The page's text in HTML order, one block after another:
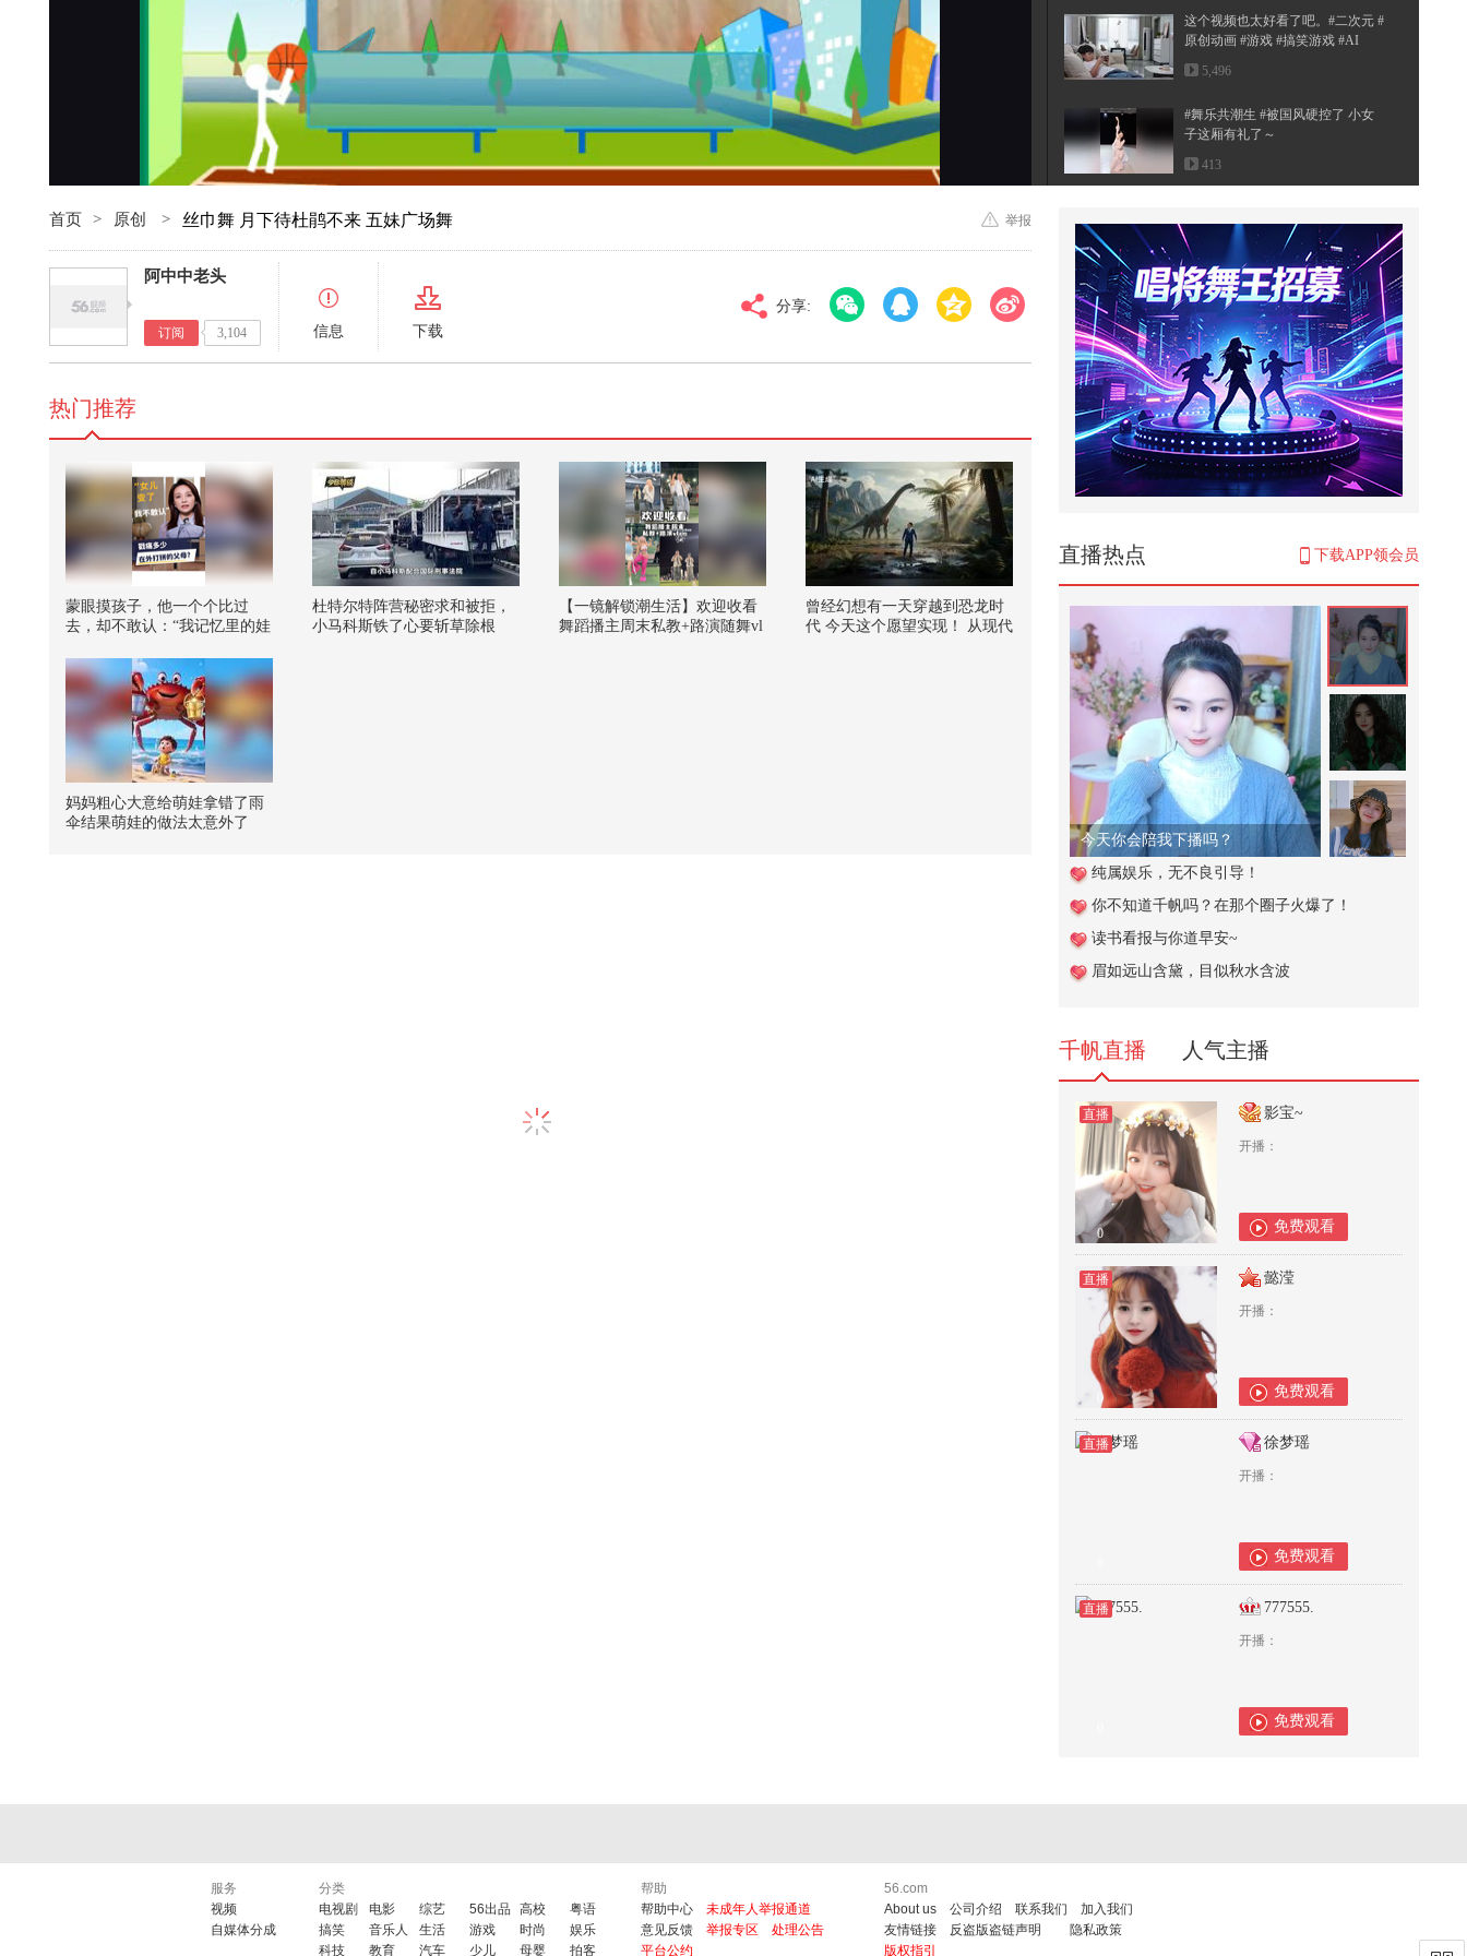
倍速
对比度
这个视频也太好看了吧。#二次元 #
原创动画 #游戏 #搞笑游戏 #AI
5,496
#舞乐共潮生 #被国风硬控了 小女
子这厢有礼了～
413
大家不顾自己的安危
2,647
馒头的漂亮做法 # 馒头 # 馒头花卷
# 花样面
198
#文化有时节
17,720
500架歼-20震撼亮剑！西方挑刺挑
周末怎么能没有小申的看球日记
呢！今天带来北京德比二番战，首
钢和...
9,343
这个视频也太好看了吧。#二次元 #
原创动画 #游戏 #搞笑游戏 #AI
950
白俄罗斯国家科学院博士、光梭未
来BULLETRUX总裁成胜惠，2026
搜狐...
767
小仓鼠避雷针过年换新家，收到老
3,841
学校的保安叔叔太厉害啦居然一招
就能拿到挂树上的球
首页 > 原创 > 丝巾舞 月下待杜鹃不来 五妹广场舞 举报
阿中中老头
订阅 3,104 信息 下载
分享:
直播热点 下载APP领会员
今天你会陪我下播吗？
纯属娱乐，无不良引导！
你不知道千帆吗？在那个圈子火爆了！
读书看报与你道早安~
眉如远山含黛，目似秋水含波
千帆直播 人气主播
直播
0
影宝~
开播：
免费观看
直播
0
懿滢
开播：
免费观看
直播 徐梦瑶
开播：
免费观看
直播 777555.
开播：
免费观看
热门推荐
蒙眼摸孩子，他一个个比过
去，却不敢认：“我记忆里的娃
高了？”不是父母忘记了孩子，
是他们太久没机会，亲眼看见
孩子长大。愿每个孩子都能在
爸妈身边长大。#我正在长成一
个大人 #亲子 #留守儿童 #外出
务工 #教育 @张朝阳 @成长狐
@小丰本丰
杜特尔特阵营秘密求和被拒，
小马科斯铁了心要斩草除根
【一镜解锁潮生活】欢迎收看
舞蹈播主周末私教+路演随舞vl
曾经幻想有一天穿越到恐龙时
代 今天这个愿望实现！ 从现代
妈妈粗心大意给萌娃拿错了雨
伞结果萌娃的做法太意外了
服务
视频
自媒体分成
分类
电视剧
电影 综艺 56出品 高校
粤语
搞笑
音乐人 生活 游戏 时尚
娱乐
科技
教育 汽车 少儿 母婴 拍客
帮助
帮助中心
未成年人举报通道
意见反馈
举报专区
处理公告
平台公约
56.com
About us
公司介绍 联系我们
加入我们
友情链接
反盗版盗链声明
隐私政策
版权指引